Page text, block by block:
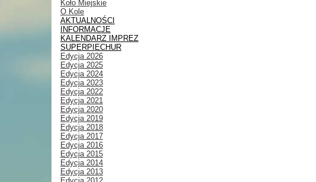
Koło Miejskie
O Kole
AKTUALNOŚCI
INFORMACJE
KALENDARZ IMPREZ
SUPERPIECHUR
Edycja 2026
Edycja 2025
Edycja 2024
Edycja 2023
Edycja 2022
Edycja 2021
Edycja 2020
Edycja 2019
Edycja 2018
Edycja 2017
Edycja 2016
Edycja 2015
Edycja 2014
Edycja 2013